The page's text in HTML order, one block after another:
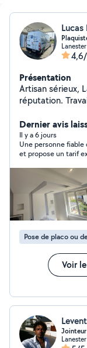
Présentation
Artisan sérieux, La satisfaction du client fait ma
réputation.
Dernier avis
Il y a 6 jours
Une personne
et propose un tarif
Pose de placo ou
Voir